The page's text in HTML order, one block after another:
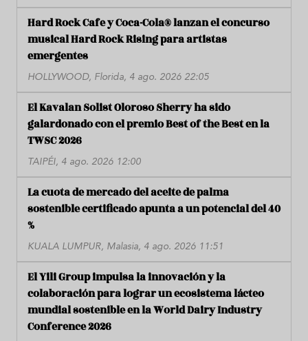
Hard Rock Cafe y Coca-Cola® lanzan el concurso
musical Hard Rock Rising para artistas
emergentes
HOLLYWOOD, Florida, 4 ago. 2026 22:05
El Kavalan Solist Oloroso Sherry ha sido
galardonado con el premio Best of the Best en la
TWSC 2026
TAIPÉI, 4 ago. 2026 12:00
La cuota de mercado del aceite de palma
sostenible certificado apunta a un potencial del 40
%
KUALA LUMPUR, Malasia, 4 ago. 2026 11:51
El Yili Group impulsa la innovación y la
colaboración para lograr un ecosistema lácteo
mundial sostenible en la World Dairy Industry
Conference 2026